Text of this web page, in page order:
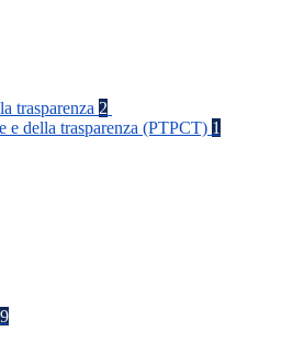
trasparenza 2
e della trasparenza (PTPCT) 1
9